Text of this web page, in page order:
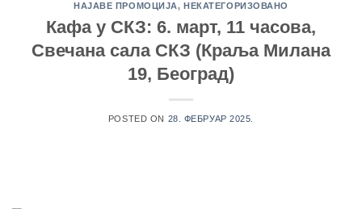
НАЈАВЕ ПРОМОЦИЈА,НЕКАТЕГОРИЗОВАНО
Кафа у СКЗ: 6. март, 11 часова,
Свечана сала СКЗ (Краља Милана
19, Београд)
POSTED ON 28. ФЕБРУАР 2025.